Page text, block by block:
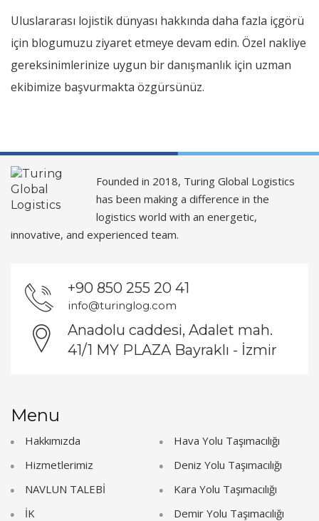
Uluslararası lojistik dünyası hakkında daha fazla içgörü
için blogumuzu ziyaret etmeye devam edin. Özel nakliye
gereksinimlerinize uygun bir danışmanlık için uzman
ekibimize başvurmakta özgürsünüz.
Founded in 2018, Turing Global Logistics
has been making a difference in the
logistics world with an energetic,
innovative, and experienced team.
+90 850 255 20 41
info@turinglog.com
Anadolu caddesi, Adalet mah.
41/1 MY PLAZA Bayraklı - İzmir
Menu
Hakkımızda
Hizmetlerimiz
NAVLUN TALEBİ
İK
Hava Yolu Taşımacılığı
Deniz Yolu Taşımacılığı
Kara Yolu Taşımacılığı
Demir Yolu Taşımacılığı